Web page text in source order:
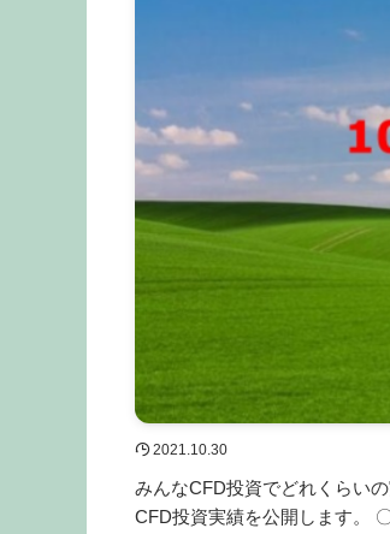
2021.10.30
みんなCFD投資でどれくらい
CFD投資実績を公開します。